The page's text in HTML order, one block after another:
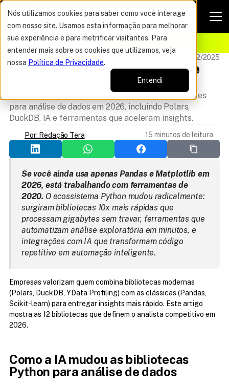
Nós utilizamos cookies para saber como você interage
com nosso site. Usamos esta informação para melhorar
sua experiência e para metrificar visitantes. Para
entender mais sobre os cookies que utilizamos, veja
nossa Política de Privacidade.
Entendi
OFERTA DO ANO VAGAS POR TEMPO LIMITADO
Atualizado 23/12/2025
12 Bibliotecas para Análise de
Descubra as 12 bibliotecas Python mais importantes
para análise de dados em 2026, incluindo Polars,
DuckDB, IA e ferramentas que aceleram insights.
Por: Redação Tera 15 minutos de leitura
Se você ainda usa apenas Pandas e Matplotlib em
2026, está trabalhando com ferramentas de
2020. O ecossistema Python mudou radicalmente:
surgiram bibliotecas 10x mais rápidas que
processam gigabytes sem travar, ferramentas que
automatizam análise exploratória em minutos, e
integrações com IA que transformam código
repetitivo em automação inteligente.
Empresas valorizam quem combina bibliotecas modernas
(Polars, DuckDB, YData Profiling) com as clássicas (Pandas,
Scikit-learn) para entregar insights mais rápido. Este artigo
mostra as 12 bibliotecas que definem o analista competitivo em
2026.
Como a IA mudou as bibliotecas
Python para análise de dados